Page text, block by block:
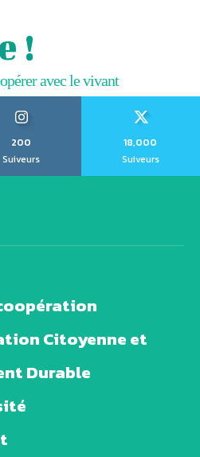
!
avec le vivant
200
Suiveurs
18,000
Suiveurs
Citoyenne et
Durable